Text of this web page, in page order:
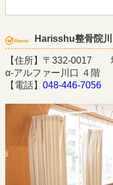
Harisshu整骨院
【住所】〒332-0017
α-アルファー川口 ４階
【電話】 048-446-7056